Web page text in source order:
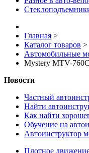
Главная >
Каталог товаров >
Автомобильные
Mystery MTV-
Новости
Частный
Найти
Как найти
Обучение на
Автоинструктор
Плотное